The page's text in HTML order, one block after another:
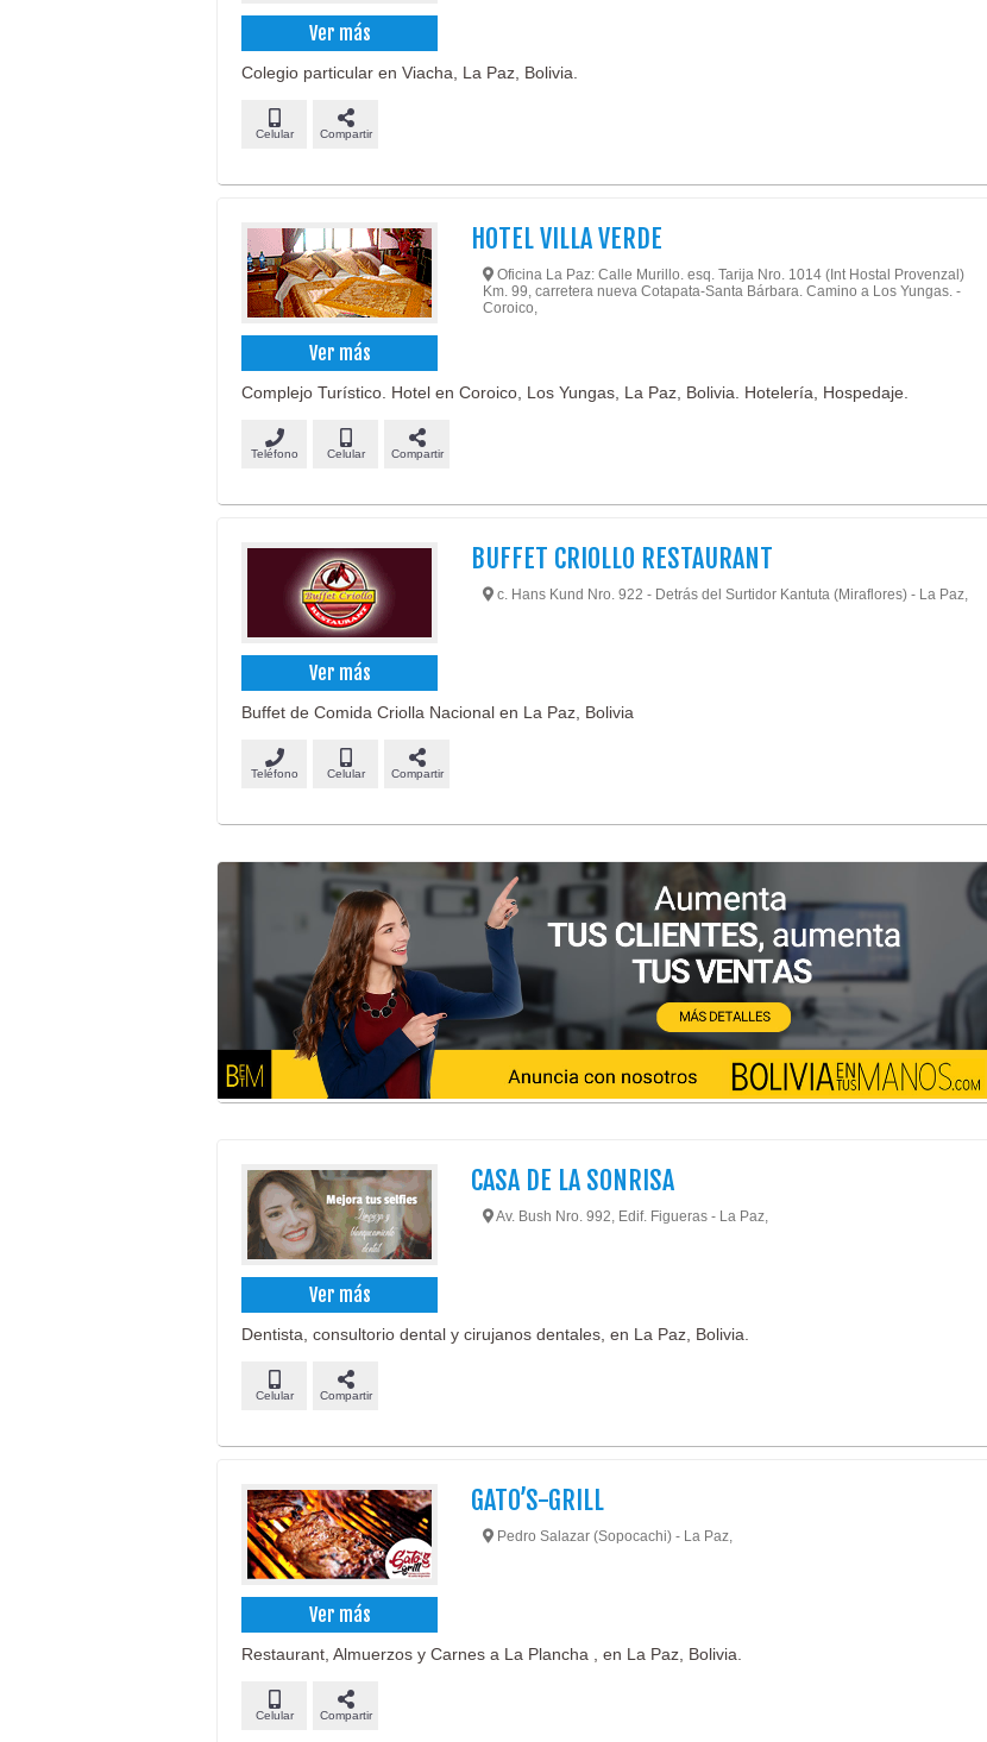
Ver más
Colegio particular en Viacha, La Paz, Bolivia.
Celular Compartir
Ver más
HOTEL VILLA VERDE
Oficina La Paz: Calle Murillo. esq. Tarija Nro. 1014 (Int Hostal Provenzal)
Km. 99, carretera nueva Cotapata-Santa Bárbara. Camino a Los Yungas. -
Coroico,
Complejo Turístico. Hotel en Coroico, Los Yungas, La Paz, Bolivia. Hotelería, Hospedaje.
Teléfono Celular Compartir
Ver más
BUFFET CRIOLLO RESTAURANT
c. Hans Kund Nro. 922 - Detrás del Surtidor Kantuta (Miraflores) - La Paz,
Buffet de Comida Criolla Nacional en La Paz, Bolivia
Teléfono Celular Compartir
Ver más
CASA DE LA SONRISA
Av. Bush Nro. 992, Edif. Figueras - La Paz,
Dentista, consultorio dental y cirujanos dentales, en La Paz, Bolivia.
Celular Compartir
Ver más
GATO’S-GRILL
Pedro Salazar (Sopocachi) - La Paz,
Restaurant, Almuerzos y Carnes a La Plancha , en La Paz, Bolivia.
Celular Compartir